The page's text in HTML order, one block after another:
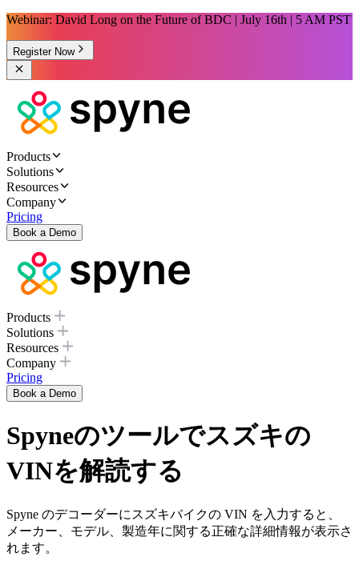
Webinar: David Long on the Future of BDC | July 16th | 5 AM PST
Register Now
Products
Solutions
Resources
Company
Pricing
Book a Demo
Products
Solutions
Resources
Company
Pricing
Book a Demo
Spyneのツールでスズキの
VINを解読する
Spyne のデコーダーにスズキバイクの VIN を入力すると、
メーカー、モデル、製造年に関する正確な詳細情報が表示さ
れます。